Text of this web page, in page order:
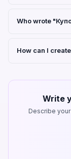
Who wrote
How can I
Write
Describe